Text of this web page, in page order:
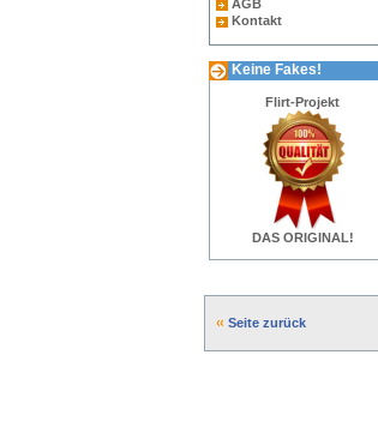
AGB
Kontakt
Keine Fakes!
Flirt-Projekt
DAS ORIGINAL!
Seite zurück